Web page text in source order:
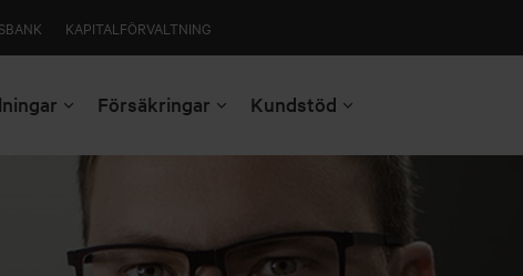
KAPITALFÖRVALTNING
Försäkringar Kundstöd